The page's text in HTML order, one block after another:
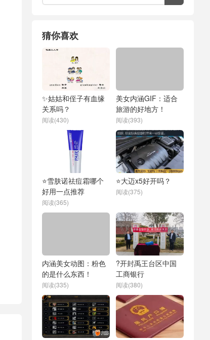
猜你喜欢
✨姑姑和侄子有血缘
关系吗？
阅读(430)
美女内涵GIF：适合
旅游的好地方！
阅读(393)
⭐雪肤诺祛痘霜哪个
好用一点推荐
阅读(365)
⭐大迈x5好开吗？
阅读(375)
内涵美女动图：粉色
的是什么东西！
阅读(335)
?开封禹王台区中国
工商银行
阅读(380)